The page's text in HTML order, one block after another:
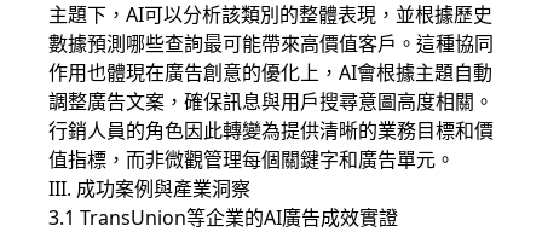
主題下，AI可以分析該類別的整體表現，並根據歷史
數據預測哪些查詢最可能帶來高價值客戶。這種協同
作用也體現在廣告創意的優化上，AI會根據主題自動
調整廣告文案，確保訊息與用戶搜尋意圖高度相關。
行銷人員的角色因此轉變為提供清晰的業務目標和價
值指標，而非微觀管理每個關鍵字和廣告單元。
III. 成功案例與產業洞察
3.1 TransUnion等企業的AI廣告成效實證